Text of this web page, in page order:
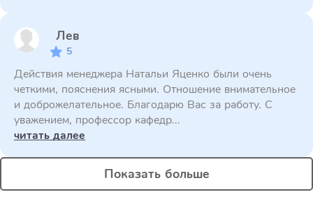
Лев
5
Действия менеджера Натальи Яценко были очень
четкими, пояснения ясными. Отношение внимательное
и доброжелательное. Благодарю Вас за работу. С
уважением, профессор кафедр...
читать далее
Показать больше